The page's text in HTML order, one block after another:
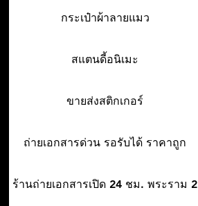
กระเป๋าผ้าลายแมว
สแตนดี้อนิเมะ
ขายส่งสติกเกอร์
ถ่ายเอกสารด่วน รอรับได้ ราคาถูก
ร้านถ่ายเอกสารเปิด 24 ชม. พระราม 2